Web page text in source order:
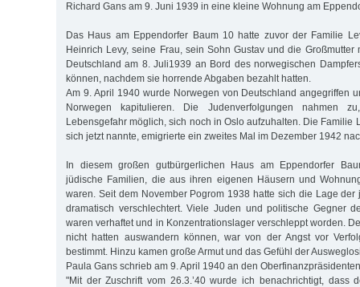
Richard Gans am 9. Juni 1939 in eine kleine Wohnung am
Das Haus am Eppendorfer Baum 10 hatte zuvor der Familie
Heinrich Levy, seine Frau, sein Sohn Gustav und die Großmutter
Deutschland am 8. Juli1939 an Bord des norwegischen
können, nachdem sie horrende Abgaben bezahlt hatten.
Am 9. April 1940 wurde Norwegen von Deutschland angegriffen
Norwegen kapitulieren. Die Judenverfolgungen nahmen
Lebensgefahr möglich, sich noch in Oslo aufzuhalten. Die Familie
sich jetzt nannte, emigrierte ein zweites Mal im Dezember 1942
In diesem großen gutbürgerlichen Haus am Eppendorfer
jüdische Familien, die aus ihren eigenen Häusern und
waren. Seit dem November Pogrom 1938 hatte sich die Lage der
dramatisch verschlechtert. Viele Juden und politische Gegner
waren verhaftet und in Konzentrationslager verschleppt worden.
nicht hatten auswandern können, war von der Angst vor
bestimmt. Hinzu kamen große Armut und das Gefühl der
Paula Gans schrieb am 9. April 1940 an den
"Mit der Zuschrift vom 26.3.’40 wurde ich benachrichtigt, dass